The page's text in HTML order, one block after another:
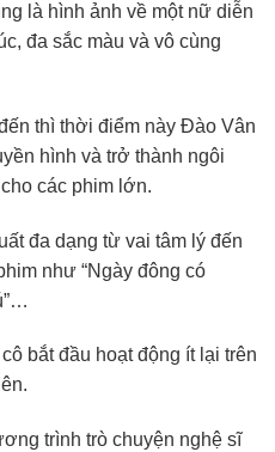
là hình ảnh về một nữ diễn
đa sắc màu và vô cùng
thì thời điểm này Đào Vân
hình và trở thành ngôi
các phim lớn.
đa dạng từ vai tâm lý đến
như “Ngày đông có
bắt đầu hoạt động ít lại trên
trình trò chuyện nghệ sĩ